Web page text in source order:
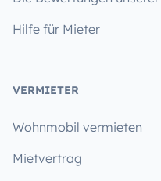
Hilfe für Mieter
VERMIETER
Wohnmobil vermieten
Mietvertrag